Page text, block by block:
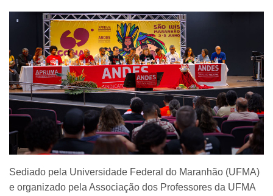
Sediado pela Universidade Federal do Maranhão (UFMA)
e organizado pela Associação dos Professores da UFMA